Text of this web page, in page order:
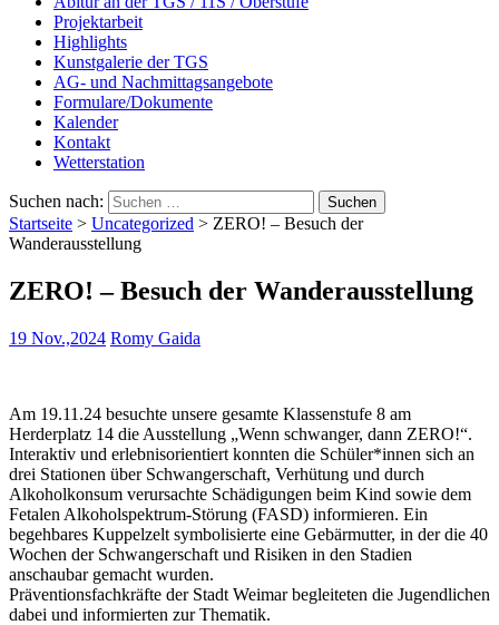
Projektarbeit
Highlights
Kunstgalerie der TGS
AG- und Nachmittagsangebote
Formulare/Dokumente
Kalender
Kontakt
Wetterstation
Suchen nach:
Startseite > Uncategorized > ZERO! – Besuch der
Wanderausstellung
ZERO! – Besuch der Wanderausstellung
19 Nov.,2024 Romy Gaida
Am 19.11.24 besuchte unsere gesamte Klassenstufe 8 am
Herderplatz 14 die Ausstellung „Wenn schwanger, dann ZERO!“.
Interaktiv und erlebnisorientiert konnten die Schüler*innen sich an
drei Stationen über Schwangerschaft, Verhütung und durch
Alkoholkonsum verursachte Schädigungen beim Kind sowie dem
Fetalen Alkoholspektrum-Störung (FASD) informieren. Ein
begehbares Kuppelzelt symbolisierte eine Gebärmutter, in der die 40
Wochen der Schwangerschaft und Risiken in den Stadien
anschaubar gemacht wurden.
Präventionsfachkräfte der Stadt Weimar begleiteten die Jugendlichen
dabei und informierten zur Thematik.